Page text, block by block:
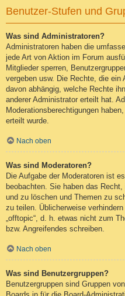
Benutzer-Stufen und
Was sind Administratoren?
Administratoren haben die
jede Art von Aktion im Forum
Mitglieder sperren,
vergeben usw. Die Rechte, die
davon abhängig, welche Rechte
anderer Administrator erteilt hat.
Moderationsberechtigungen
erteilt wurde.
Nach oben
Was sind Moderatoren?
Die Aufgabe der Moderatoren ist
beobachten. Sie haben das
und zu löschen und Themen zu
zu teilen. Üblicherweise
„offtopic“, d. h. etwas nicht zum
bzw. Angreifendes schreiben.
Nach oben
Was sind Benutzergruppen?
Benutzergruppen sind Gruppen